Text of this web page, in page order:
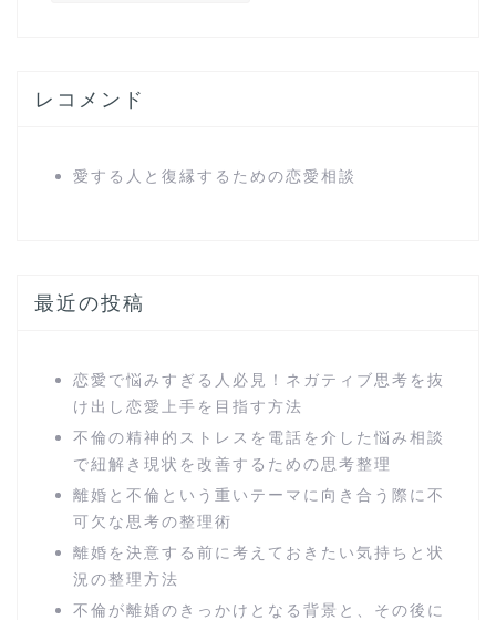
レコメンド
愛する人と復縁するための恋愛相談
最近の投稿
恋愛で悩みすぎる人必見！ネガティブ思考を抜
け出し恋愛上手を目指す方法
不倫の精神的ストレスを電話を介した悩み相談
で紐解き現状を改善するための思考整理
離婚と不倫という重いテーマに向き合う際に不
可欠な思考の整理術
離婚を決意する前に考えておきたい気持ちと状
況の整理方法
不倫が離婚のきっかけとなる背景と、その後に